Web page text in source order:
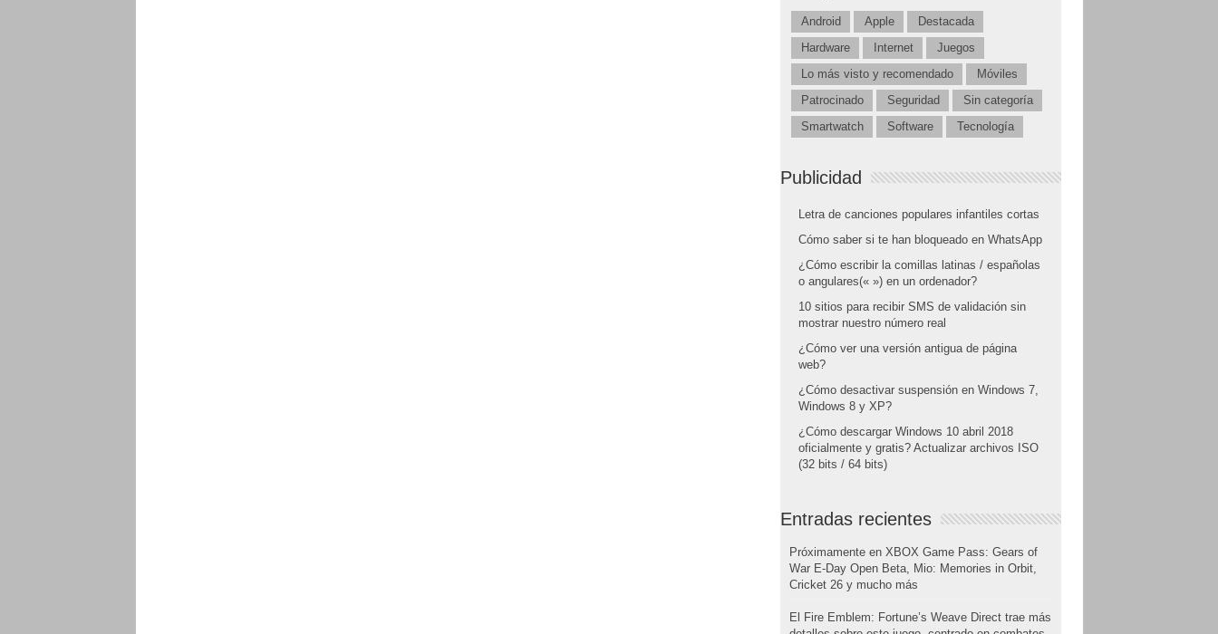
Android Apple
Destacada
Hardware
Internet
Juegos
Lo más visto y recomendado
Móviles
Patrocinado
Seguridad
Sin categoría
Smartwatch
Software Tecnología
Publicidad
Letra de canciones populares infantiles cortas
Cómo saber si te han bloqueado en WhatsApp
¿Cómo escribir la comillas latinas / españolas
o angulares(« ») en un ordenador?
10 sitios para recibir SMS de validación sin
mostrar nuestro número real
¿Cómo ver una versión antigua de página
web?
¿Cómo desactivar suspensión en Windows 7,
Windows 8 y XP?
¿Cómo descargar Windows 10 abril 2018
oficialmente y gratis? Actualizar archivos ISO
(32 bits / 64 bits)
Entradas recientes
Próximamente en XBOX Game Pass: Gears of
War E-Day Open Beta, Mio: Memories in Orbit,
Cricket 26 y mucho más
El Fire Emblem: Fortune’s Weave Direct trae más